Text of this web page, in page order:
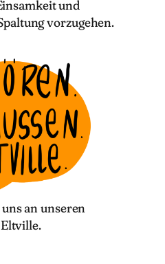
und
vorzugehen.
an unseren